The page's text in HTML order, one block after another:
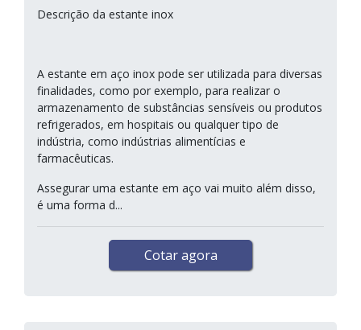
Descrição da estante inox
A estante em aço inox pode ser utilizada para diversas
finalidades, como por exemplo, para realizar o
armazenamento de substâncias sensíveis ou produtos
refrigerados, em hospitais ou qualquer tipo de
indústria, como indústrias alimentícias e
farmacêuticas.
Assegurar uma estante em aço vai muito além disso,
é uma forma d...
Cotar agora